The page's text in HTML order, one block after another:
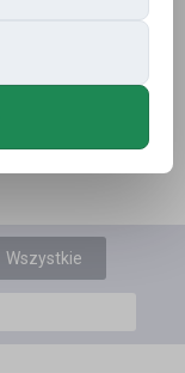
Wszystkie